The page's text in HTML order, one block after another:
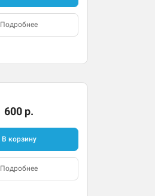
Подробнее
600 р.
В корзину
Подробнее